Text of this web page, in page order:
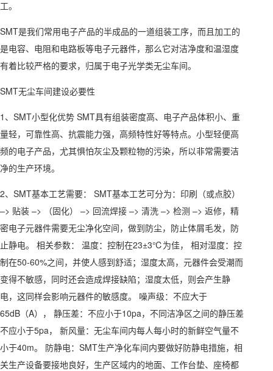
工。
SMT是我们常用电子产品的半成品的一道组装工序，而且加工的
是电容、电阻和电路板等电子元器件，那么它对洁净度和温湿度
有着比较严格的要求，归属于电子光学类无尘车间。
SMT无尘车间建设必要性
1、SMT小型化优势 SMT具有组装密度高、电子产品体积小、重
量轻，可靠性高、抗震能力强，高频特性好等特点。小型轻便高
频的电子产品，尤其惧怕灰尘及颗粒物的污染，所以非常需要洁
净的生产环境。
2、SMT基本工艺需要： SMT基本工艺可分为：印刷（或点胶）
–> 贴装 –> （固化） –> 回流焊接 –> 清洗 –> 检测 –> 返修，精
密电子元器件需要无尘净化空间，做到防尘，防止体屑毛发，防
止静电。 相关参数： 温度：控制在23±3℃为佳， 相对湿度：控
制在50-60%之间，并使人感到舒适；湿度太高，元器件会受潮而
变得不敏感，同时还会造成焊接缺陷；湿度太低，则会产生静
电，这同样会影响元器件的敏感度。 噪声级：不应大于
65dB（A）， 静压差：不应小于10pa，不同洁净区之间的静压差
不应小于5pa， 新风量：无尘车间内每人每小时的新鲜空气量不
小于40m。 防静电：SMT生产净化车间内要做好防静电措施，相
关生产设备要接地良好，生产区域内的地面、工作台垫、座椅都